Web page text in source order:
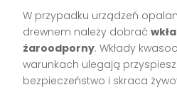
W przypadku urządzeń
drewnem należy dobrać
żaroodporny. Wkłady
warunkach ulegają
bezpieczeństwo i skraca